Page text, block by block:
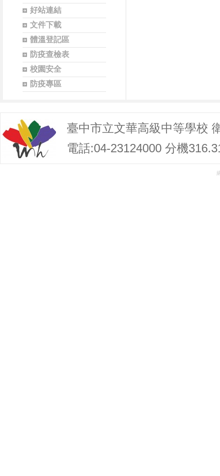
好站連結
文件下載
體溫登記區
防疫查檢表
校園安全
防疫專區
臺中市立文華高級中等學校
電話:04-23124000 分機